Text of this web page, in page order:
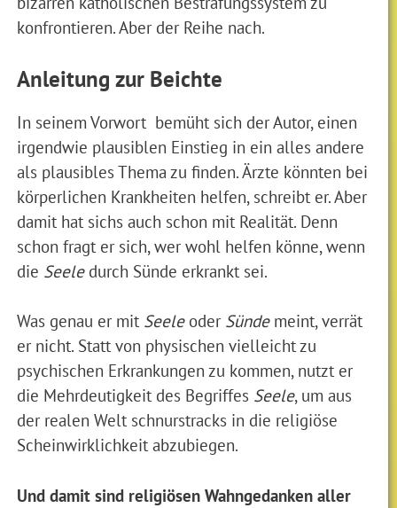
konfrontieren. Aber der Reihe nach.
Anleitung zur Beichte
In seinem Vorwort bemüht sich der Autor, einen
irgendwie plausiblen Einstieg in ein alles andere
als plausibles Thema zu finden. Ärzte könnten bei
körperlichen Krankheiten helfen, schreibt er. Aber
damit hat sichs auch schon mit Realität. Denn
schon fragt er sich, wer wohl helfen könne, wenn
die Seeledurch Sünde erkrankt sei.
Was genau er mit Seele oder Sünde meint, verrät
er nicht. Statt von physischen vielleicht zu
psychischen Erkrankungen zu kommen, nutzt er
die Mehrdeutigkeit des Begriffes Seele, um aus
der realen Welt schnurstracks in die religiöse
Scheinwirklichkeit abzubiegen.
Und damit sind religiösen Wahngedanken aller